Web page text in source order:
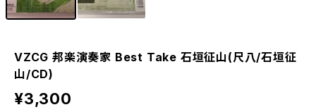
VZCG 邦楽演奏家 Best Take 石垣征山(尺八/石垣征
山/CD)
¥3,300